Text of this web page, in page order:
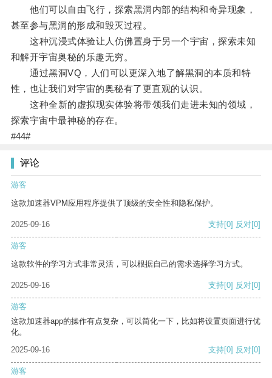
他们可以自由飞行，探索黑洞内部的结构和奇异现象，
甚至参与黑洞的形成和毁灭过程。
这种沉浸式体验让人仿佛置身于另一个宇宙，探索未知
和解开宇宙奥秘的乐趣无穷。
通过黑洞VQ，人们可以更深入地了解黑洞的本质和特
性，也让我们对宇宙的奥秘有了更直观的认识。
这种全新的虚拟现实体验将带领我们走进未知的领域，
探索宇宙中最神秘的存在。
#44#
评论
游客
这款加速器VPM应用程序提供了顶级的安全性和隐私保护。
2025-09-16 支持[0] 反对[0]
游客
这款软件的学习方式非常灵活，可以根据自己的需求选择学习方式。
2025-09-16 支持[0] 反对[0]
游客
这款加速器app的操作有点复杂，可以简化一下，比如将设置页面进行优
化。
2025-09-16
支持[0] 反对[0]
游客